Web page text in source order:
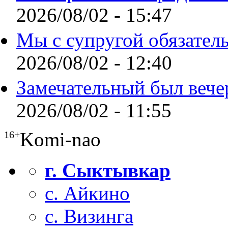
2026/08/02 - 15:47
Мы с супругой
2026/08/02 - 12:40
Замечательный был
2026/08/02 - 11:55
16+Komi-nao
г. Сыктывкар
с. Айкино
с. Визинга